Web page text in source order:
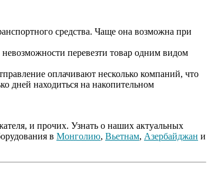
средства. Чаще она возможна при
перевезти товар одним видом
оплачивают несколько компаний, что
дней находиться на накопительном
и прочих. Узнать о наших актуальных
в Монголию, Вьетнам, Азербайджан и